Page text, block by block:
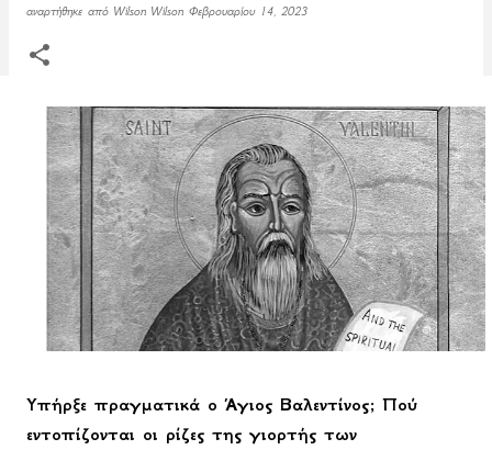
αναρτήθηκε από Wilson Wilson Φεβρουαρίου 14, 2023
Υπήρξε πραγματικά ο Άγιος Βαλεντίνος; Πού
εντοπίζονται οι ρίζες της γιορτής των